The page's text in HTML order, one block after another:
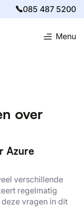
085 487 5200
Menu
DevOps
over
Azure
verschillende
regelmatig
vragen in dit